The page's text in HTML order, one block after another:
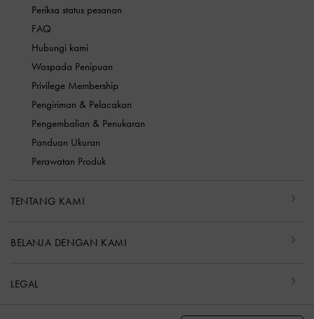
Periksa status pesanan
FAQ
Hubungi kami
Waspada Penipuan
Privilege Membership
Pengiriman & Pelacakan
Pengembalian & Penukaran
Panduan Ukuran
Perawatan Produk
TENTANG KAMI
BELANJA DENGAN KAMI
LEGAL